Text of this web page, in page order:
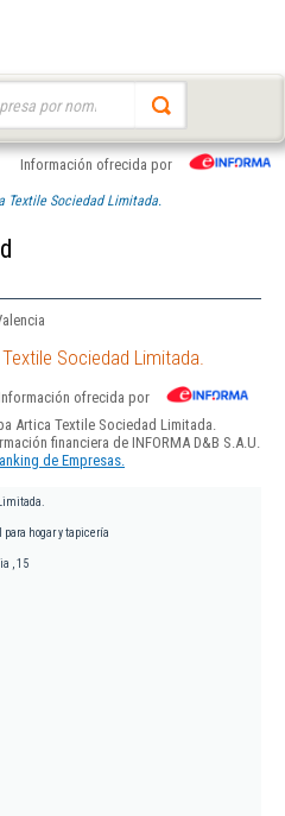
Información ofrecida por
Textile Sociedad Limitada.
Sociedad Limitada.
ofrecida por
Artica Textile Sociedad Limitada.
financiera de INFORMA D&B S.A.U.
de Empresas.
para hogar y tapicería
, 15